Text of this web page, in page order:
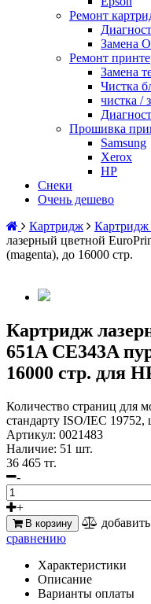
Ремонт
Замена
Ремонт
Замена
Чистка
чистка /
Прошивка
Samsung
Xerox
HP
Снеки
Очень дешево
Картридж
Картридж
лазерный цветной
(magenta), до 16000 стр.
Картридж
651A CE343A
16000 стр. для
Количество страниц для
стандарту ISO/IEC
Артикул: 0021483
Наличие: 51 шт.
36 465 тг.
-
+
В корзину
сравнению
Характеристики
Описание
Варианты оплаты